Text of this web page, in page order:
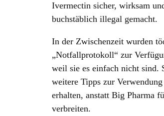
Ivermectin sicher, wirksam
buchstäblich illegal gemacht.
In der Zwischenzeit wurden
„Notfallprotokoll“ zur
weil sie es einfach nicht sind.
weitere Tipps zur
erhalten, anstatt Big Pharma
verbreiten.